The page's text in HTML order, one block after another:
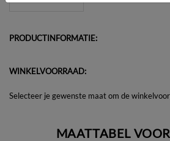
PRODUCTINFORMATIE:
WINKELVOORRAAD:
Selecteer je gewenste maat om de
MAATTABEL